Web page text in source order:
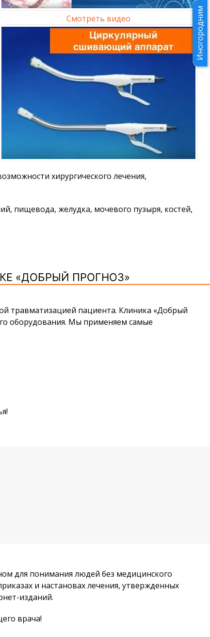
Смотреть видео
хирургического лечения,
пищевода, желудка, мочевого пузыря, костей,
«ДОБРЫЙ ПРОГНОЗ»
травматизацией пациента. Клиника «Добрый
оборудования. Мы применяем самые
для понимания людей без медицинского
и настановах лечения, утвержденных
изданий.
врача!
Иногородним